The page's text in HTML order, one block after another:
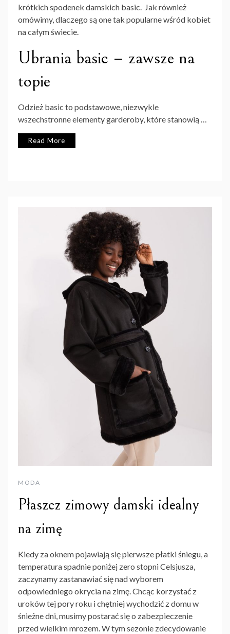
krótkich spodenek damskich basic. Jak również
omówimy, dlaczego są one tak popularne wśród kobiet
na całym świecie.
Ubrania basic – zawsze na
topie
Odzież basic to podstawowe, niezwykle
wszechstronne elementy garderoby, które stanowią …
Read More
MODA
Płaszcz zimowy damski idealny
na zimę
Kiedy za oknem pojawiają się pierwsze płatki śniegu, a
temperatura spadnie poniżej zero stopni Celsjusza,
zaczynamy zastanawiać się nad wyborem
odpowiedniego okrycia na zimę. Chcąc korzystać z
uroków tej pory roku i chętniej wychodzić z domu w
śnieżne dni, musimy postarać się o zabezpieczenie
przed wielkim mrozem. W tym sezonie zdecydowanie